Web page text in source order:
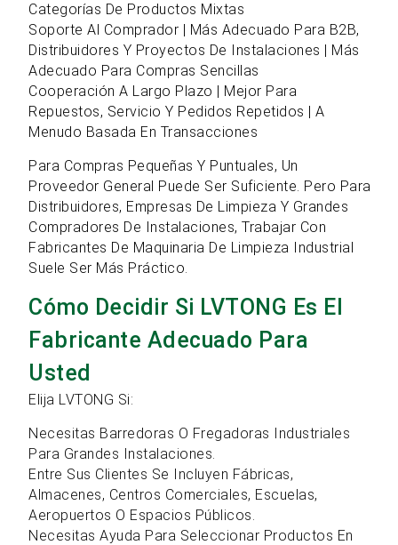
Categorías De Productos Mixtas
Soporte Al Comprador | Más Adecuado Para B2B,
Distribuidores Y Proyectos De Instalaciones | Más
Adecuado Para Compras Sencillas
Cooperación A Largo Plazo | Mejor Para
Repuestos, Servicio Y Pedidos Repetidos | A
Menudo Basada En Transacciones
Para Compras Pequeñas Y Puntuales, Un
Proveedor General Puede Ser Suficiente. Pero Para
Distribuidores, Empresas De Limpieza Y Grandes
Compradores De Instalaciones, Trabajar Con
Fabricantes De Maquinaria De Limpieza Industrial
Suele Ser Más Práctico.
Cómo Decidir Si LVTONG Es El
Fabricante Adecuado Para
Usted
Elija LVTONG Si:
Necesitas Barredoras O Fregadoras Industriales
Para Grandes Instalaciones.
Entre Sus Clientes Se Incluyen Fábricas,
Almacenes, Centros Comerciales, Escuelas,
Aeropuertos O Espacios Públicos.
Necesitas Ayuda Para Seleccionar Productos En